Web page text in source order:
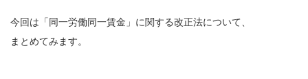
今回は「同一労働同一賃金」に関する改正法について、
まとめてみます。